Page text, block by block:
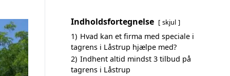
Indholdsfortegnelse skjul
1) Hvad kan et firma med speciale i
tagrens i Låstrup hjælpe med?
2) Indhent altid mindst 3 tilbud på
tagrens i Låstrup